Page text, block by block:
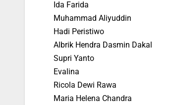
Ida Farida
Muhammad Aliyuddin
Hadi Peristiwo
Albrik Hendra Dasmin Dakal
Supri Yanto
Evalina
Ricola Dewi Rawa
Maria Helena Chandra